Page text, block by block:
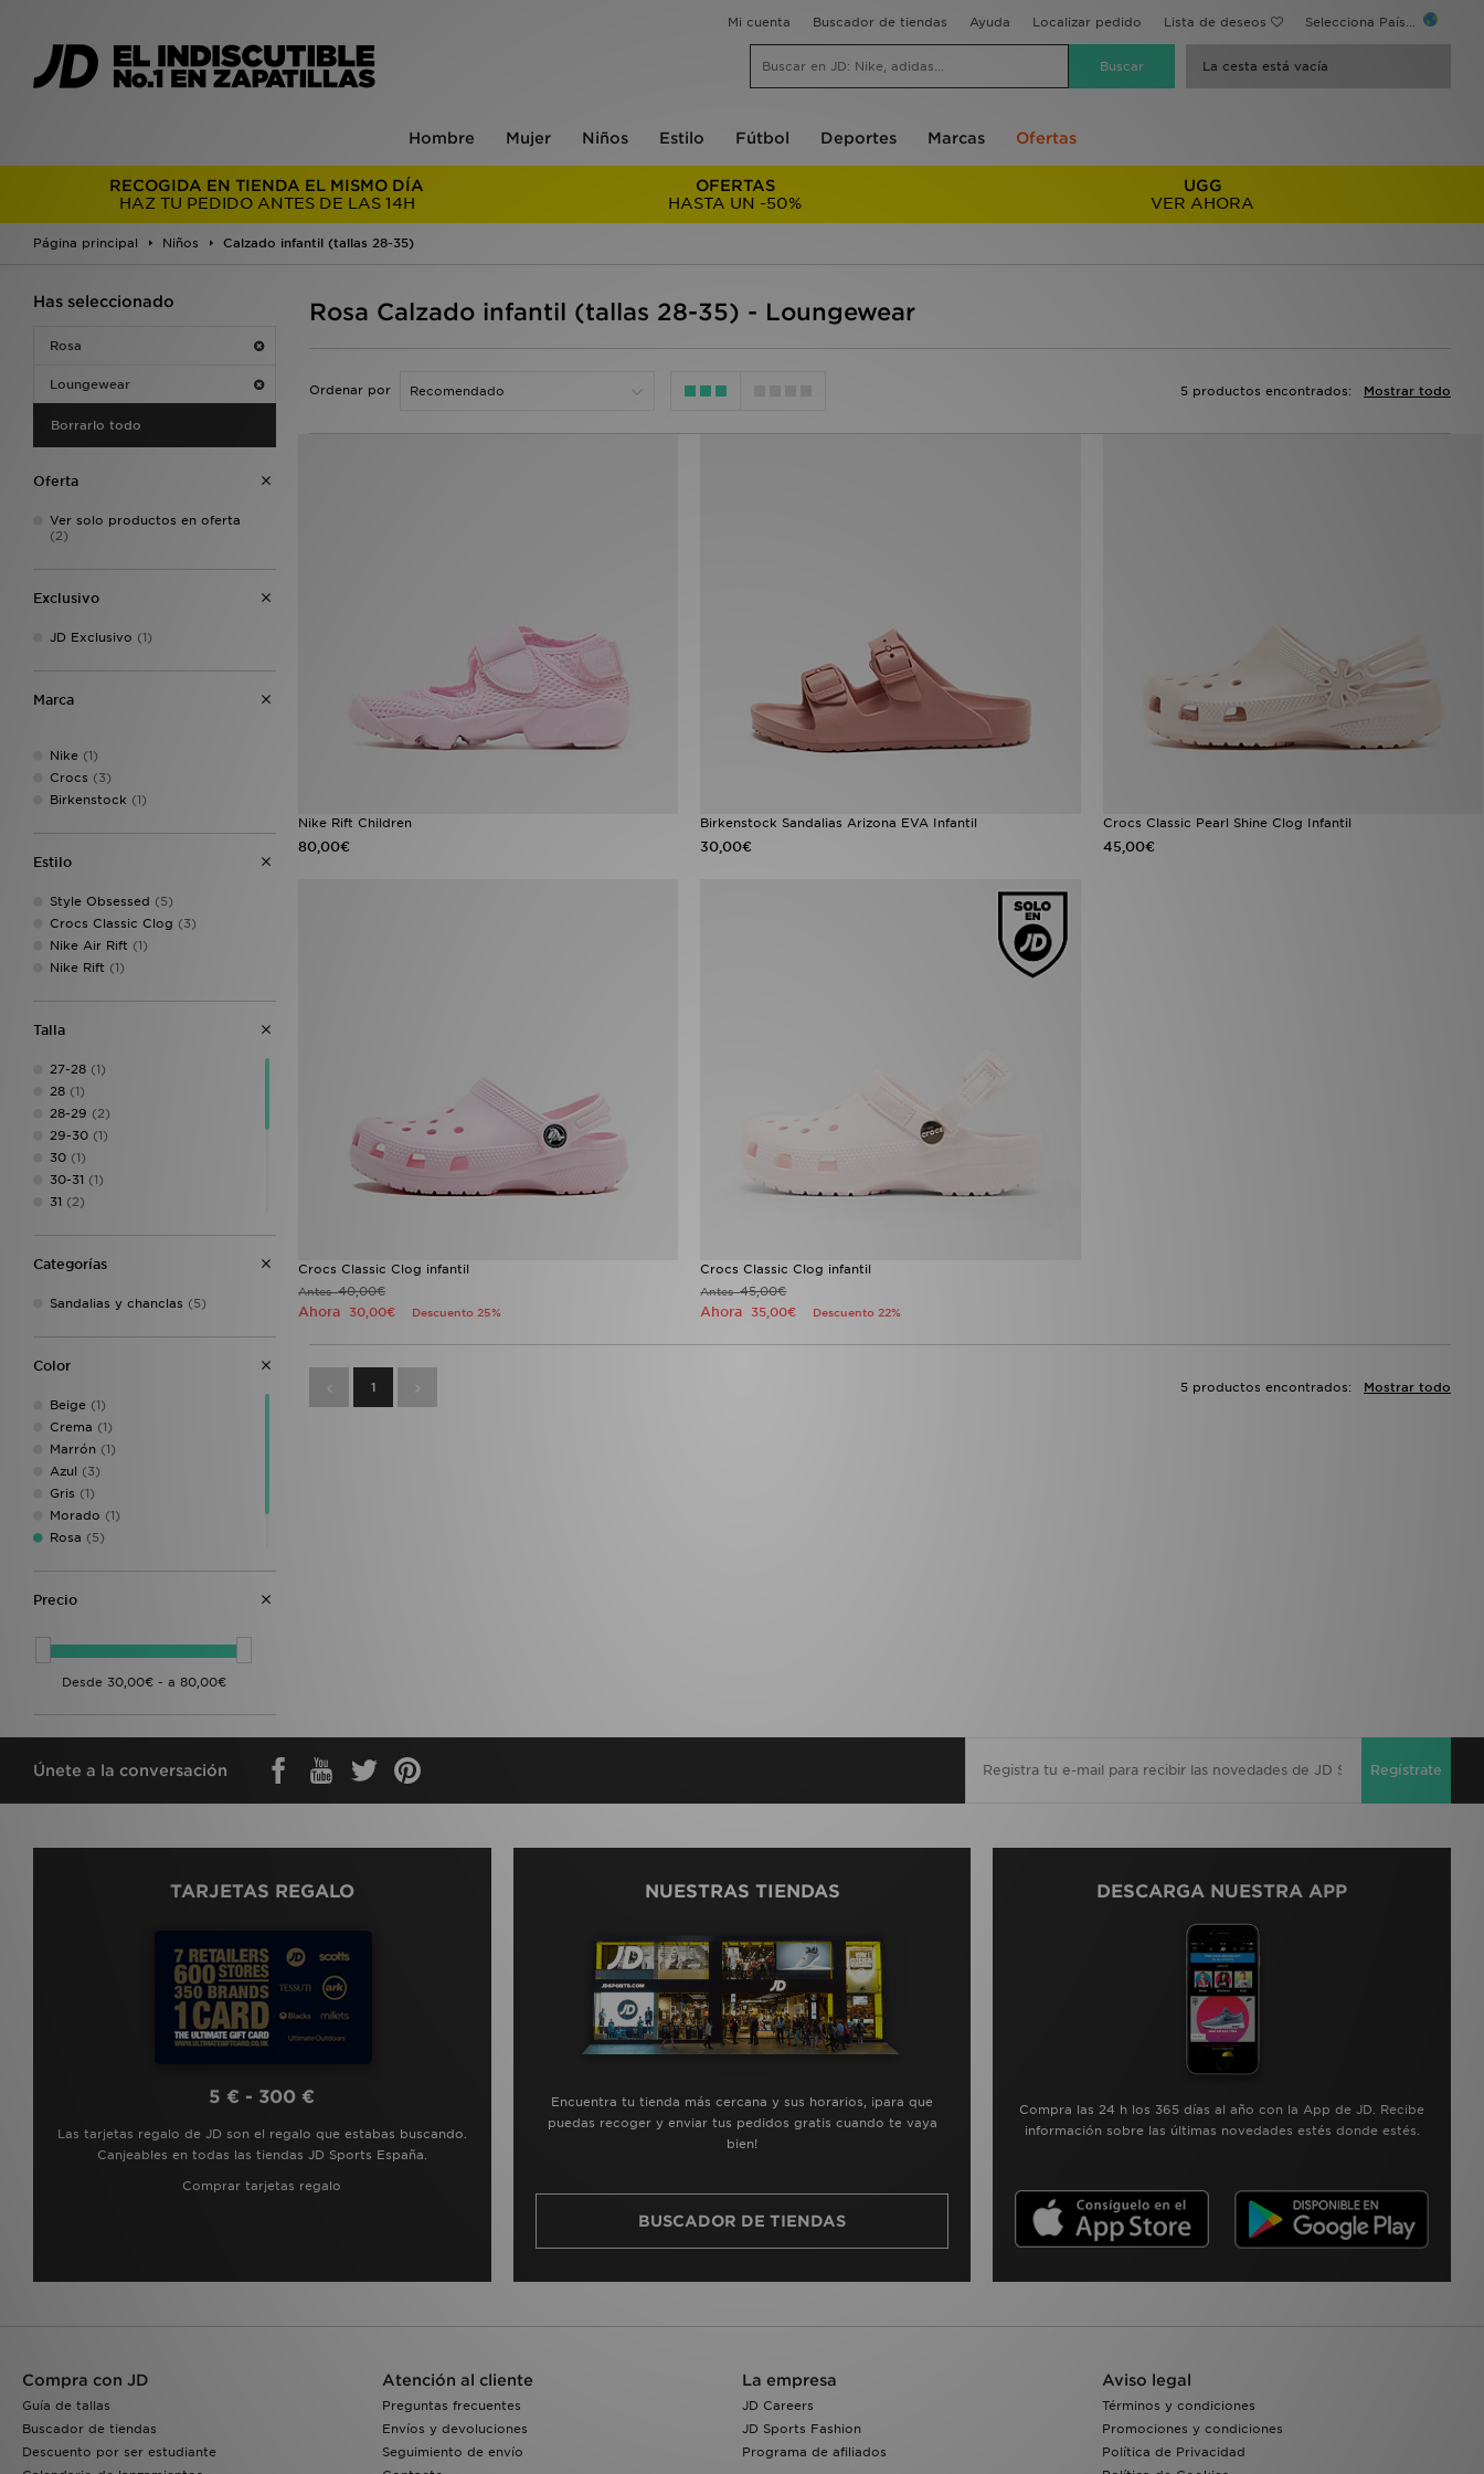
Mi cuenta Buscador de tiendas Ayuda Localizar pedido Lista de deseos Selecciona País...
La cesta está vacía
Hombre Mujer Niños Estilo Fútbol Deportes Marcas Ofertas
RECOGIDA EN TIENDA EL MISMO DÍA
HAZ TU PEDIDO ANTES DE LAS 14H
OFERTAS
HASTA UN -50%
UGG
VER AHORA
Página principal Niños Calzado infantil (tallas 28-35)
Has seleccionado
Rosa
Loungewear
Borrarlo todo
Oferta
Ver solo productos en oferta
(2)
Exclusivo
JD Exclusivo (1)
Marca
Nike (1)
Crocs (3)
Birkenstock (1)
Estilo
Style Obsessed (5)
Crocs Classic Clog (3)
Nike Air Rift (1)
Nike Rift (1)
Talla
27-28 (1)
28 (1)
28-29 (2)
29-30 (1)
30 (1)
30-31 (1)
31 (2)
33(1)
34(1)
35(1)
Categorías
Sandalias y chanclas (5)
Color
Beige (1)
Crema (1)
Marrón (1)
Azul (3)
Gris (1)
Morado (1)
Rosa (5)
Precio
Rosa Calzado infantil (tallas 28-35) - Loungewear
Ordenar por Mostrar todo
5 productos encontrados:
Nike Rift Children
80,00€
Birkenstock Sandalias Arizona EVA Infantil
30,00€
Crocs Classic Pearl Shine Clog Infantil
45,00€
Crocs Classic Clog infantil
Antes40,00€
Ahora 30,00€ Descuento 25%
Crocs Classic Clog infantil
Antes45,00€
Ahora 35,00€ Descuento 22%
1 Mostrar todo
5 productos encontrados:
Únete a la conversación Regístrate
TARJETAS REGALO
5 € - 300 €
Las tarjetas regalo de JD son el regalo que estabas buscando.
Canjeables en todas las tiendas JD Sports España.
Comprar tarjetas regalo
NUESTRAS TIENDAS
Encuentra tu tienda más cercana y sus horarios, ¡para que
puedas recoger y enviar tus pedidos gratis cuando te vaya
bien!
BUSCADOR DE TIENDAS
DESCARGA NUESTRA APP
Compra las 24 h los 365 días al año con la App de JD. Recibe
información sobre las últimas novedades estés donde estés.
Compra con JD
Guía de tallas
Buscador de tiendas
Descuento por ser estudiante
Atención al cliente
Preguntas frecuentes
Envíos y devoluciones
Seguimiento de envío
La empresa
JD Careers
JD Sports Fashion
Programa de afiliados
Aviso legal
Términos y condiciones
Promociones y condiciones
Política de Privacidad